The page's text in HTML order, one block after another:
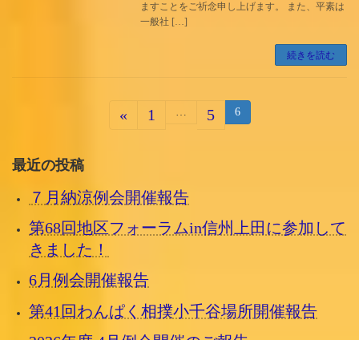
ますことをご祈念申し上げます。 また、平素は
一般社 […]
続きを読む
の
ペ
ー
ジ
送
り
«
固
ジ
1 …
固
5
固
定
6
最近の投稿
７月納涼例会開催報告
第68回地区フォーラムin信州上田に参加して
きました！
6月例会開催報告
第41回わんぱく相撲小千谷場所開催報告